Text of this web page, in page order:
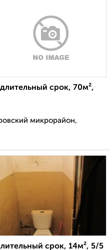
срок, 70м²,
микрорайон,
срок, 14м², 5/5